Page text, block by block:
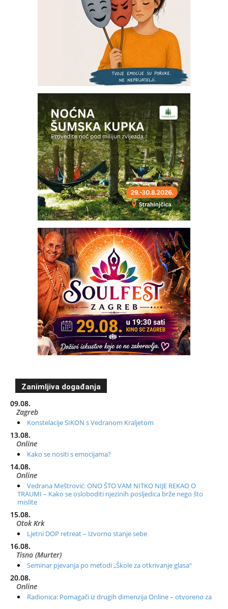
Zanimljiva događanja
09.08.
Zagreb
Konstelacije SIKON s Vedranom Kraljetom
13.08.
Online
Kako se nositi s emocijama?
14.08.
Online
Vedrana Meštrović: ONO ŠTO VAM NITKO NIJE REKAO O
TRAUMI – Kako se osloboditi njezinih posljedica brže nego što
mislite
15.08.
Otok Krk
Ljetni DOP retreat – Izvorno stanje sebe
16.08.
Tisno (Murter)
Seminar pjevanja po metodi „Škole za otkrivanje glasa“
20.08.
Online
Radionica: Pomagači iz drugih dimenzija Online – otvoreno za